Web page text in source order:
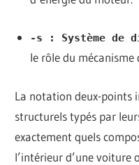
-s : Système de
le rôle du mécanisme
La notation deux-points
structurels typés par
exactement quels
l’intérieur d’une voiture